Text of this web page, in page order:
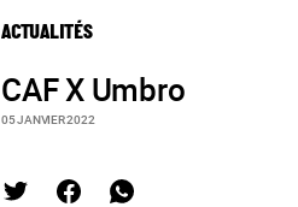
ACTUALITÉS
CAF X Umbro
05 JANVIER 2022